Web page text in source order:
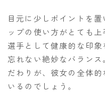
目元に少しポイントを
ップの使い方がとても
選手として健康的な印
忘れない絶妙なバラン
だわりが、彼女の全体
いるのでしょう。